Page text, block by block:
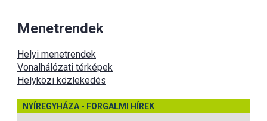
Menetrendek
Helyi menetrendek
Vonalhálózati térképek
Helyközi közlekedés
NYÍREGYHÁZA - FORGALMI HÍREK